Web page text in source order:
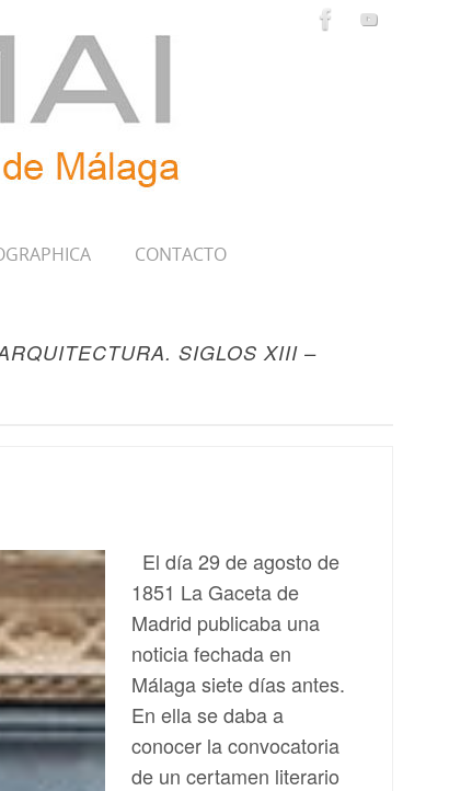
CONTACTO
SIGLOS XIII –
El día 29 de agosto de
1851 La Gaceta de
Madrid publicaba una
noticia fechada en
Málaga siete días antes.
En ella se daba a
conocer la convocatoria
de un certamen literario